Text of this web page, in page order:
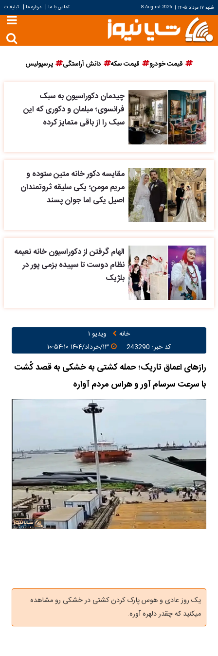
شنبه ۱۷ مرداد ۱۴۰۵ |
8 August 2026 تماس با ما | درباره ما | تبلیغات
قیمت خودرو قیمت سکه دانش آراستگی پرسپولیس
چیدمان دکوراسیون به سبک
فرانسوی؛ مبلمان و دکوری که این
سبک را از باقی متمایز کرده
مقایسه دکور خانه متین ستوده و
مریم مومن؛ یکی سلیقه ثروتمندان
اصیل یکی اما جوان پسند
الهام گرفتن از دکوراسیون خانه نعیمه
نظام دوست تا سپیده بزمی پور در
بلژیک
خانه
ویدیو ۱
کد خبر: 243290
رازهای اعماق تاریک؛ حمله کشتی به خشکی به قصد کُشت
با سرعت سرسام آور و هراس مردم آواره
یک روز عادی و هوس پارک کردن کشتی در خشکی رو مشاهده
میکنید که چقدر دلهره آوره.